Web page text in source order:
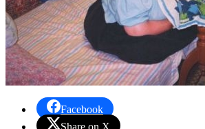
Facebook
Share on X